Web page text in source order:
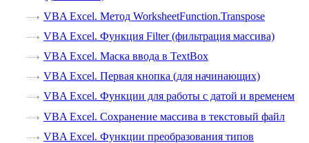
VBA Excel. Метод WorksheetFunction.Transpose
VBA Excel. Функция Filter (фильтрация массива)
VBA Excel. Маска ввода в TextBox
VBA Excel. Первая кнопка (для начинающих)
VBA Excel. Функции для работы с датой и временем
VBA Excel. Сохранение массива в текстовый файл
VBA Excel. Функции преобразования типов